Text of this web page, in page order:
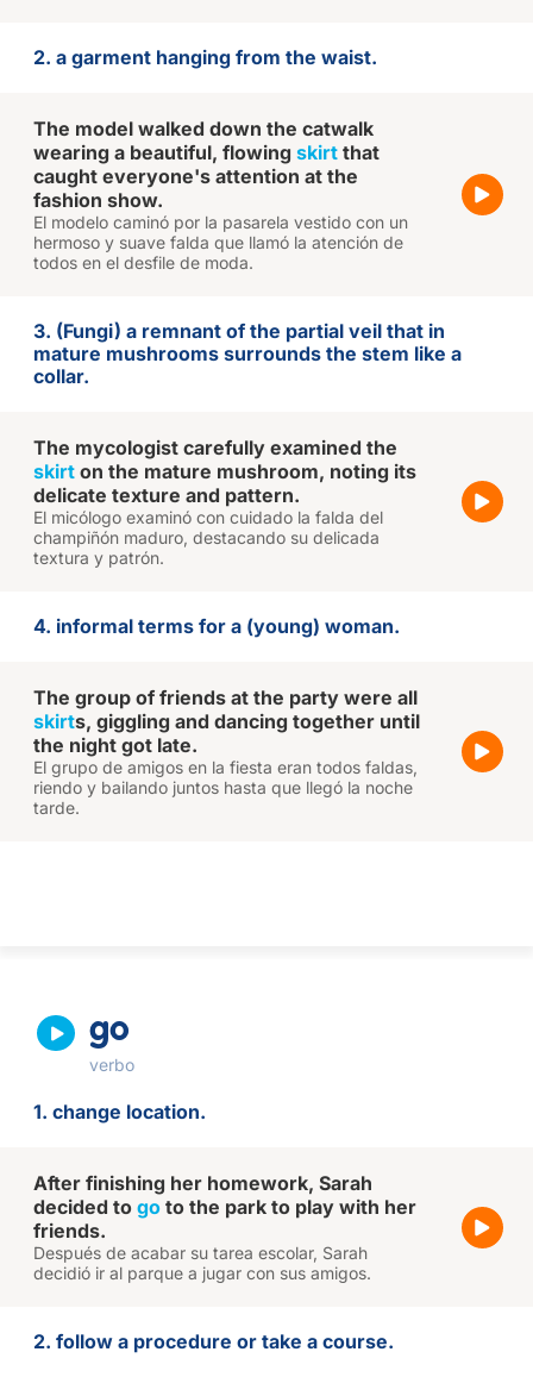
2. a garment hanging from the waist.
The model walked down the catwalk
wearing a beautiful, flowing skirt that
caught everyone's attention at the
fashion show.
El modelo caminó por la pasarela vestido con un
hermoso y suave falda que llamó la atención de
todos en el desfile de moda.
3. (Fungi) a remnant of the partial veil that in
mature mushrooms surrounds the stem like a
collar.
The mycologist carefully examined the
skirt on the mature mushroom, noting its
delicate texture and pattern.
El micólogo examinó con cuidado la falda del
champiñón maduro, destacando su delicada
textura y patrón.
4. informal terms for a (young) woman.
The group of friends at the party were all
skirts, giggling and dancing together until
the night got late.
El grupo de amigos en la fiesta eran todos faldas,
riendo y bailando juntos hasta que llegó la noche
tarde.
go
verbo
1. change location.
After finishing her homework, Sarah
decided to go to the park to play with her
friends.
Después de acabar su tarea escolar, Sarah
decidió ir al parque a jugar con sus amigos.
2. follow a procedure or take a course.